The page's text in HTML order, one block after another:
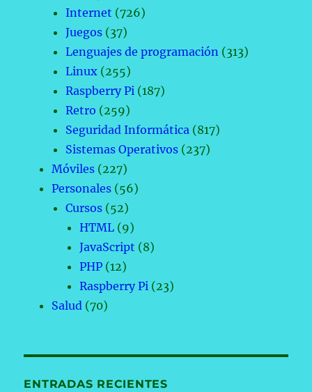
Internet (726)
Juegos (37)
Lenguajes de programación (313)
Linux (255)
Raspberry Pi (187)
Retro (259)
Seguridad Informática (817)
Sistemas Operativos (237)
Móviles (227)
Personales (56)
Cursos (52)
HTML (9)
JavaScript (8)
PHP (12)
Raspberry Pi (23)
Salud (70)
ENTRADAS RECIENTES